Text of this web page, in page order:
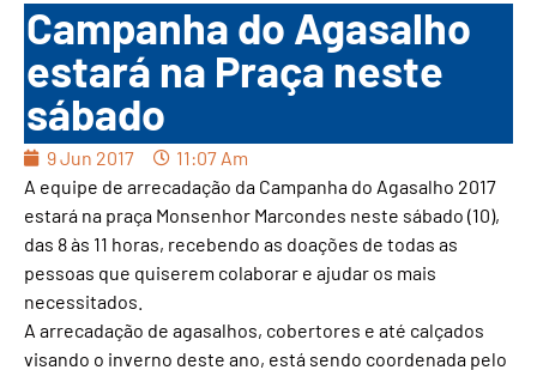
Campanha do Agasalho
estará na Praça neste
sábado
9 Jun 2017
11:07 Am
A equipe de arrecadação da Campanha do Agasalho 2017
estará na praça Monsenhor Marcondes neste sábado (10),
das 8 às 11 horas, recebendo as doações de todas as
pessoas que quiserem colaborar e ajudar os mais
necessitados.
A arrecadação de agasalhos, cobertores e até calçados
visando o inverno deste ano, está sendo coordenada pelo